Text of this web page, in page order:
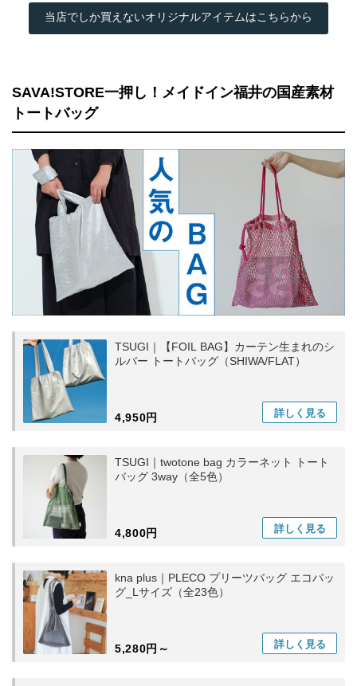
当店でしか買えないオリジナルアイテムはこちらから
SAVA!STORE一押し！メイドイン福井の国産素材
トートバッグ
TSUGI｜【FOIL BAG】カーテン生まれのシ
ルバー トートバッグ（SHIWA/FLAT）
4,950円 詳しく 見る
TSUGI｜twotone bag カラーネット トート
バッグ 3way（全5色）
4,800円 詳しく 見る
kna plus｜PLECO プリーツバッグ エコバッ
グ_Lサイズ（全23色）
5,280円～ 詳しく 見る